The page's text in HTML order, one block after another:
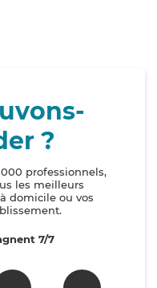
?
professionnels,
les meilleurs
domicile ou vos
7/7